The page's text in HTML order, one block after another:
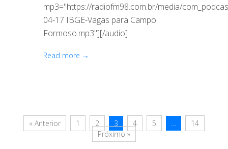
mp3="https://radiofm98.com.br/media/
04-17 IBGE-Vagas para Campo
Formoso.mp3"][/audio]
Read more →
« Anterior 1 2 3 4 5 …
14
Próximo »